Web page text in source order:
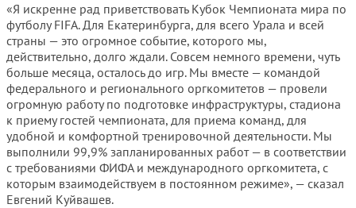
«Я искренне рад приветствовать Кубок Чемпионата мира по
футболу FIFA. Для Екатеринбурга, для всего Урала и всей
страны — это огромное событие, которого мы,
действительно, долго ждали. Совсем немного времени, чуть
больше месяца, осталось до игр. Мы вместе — командой
федерального и регионального оргкомитетов — провели
огромную работу по подготовке инфраструктуры, стадиона
к приему гостей чемпионата, для приема команд, для
удобной и комфортной тренировочной деятельности. Мы
выполнили 99,9% запланированных работ — в соответствии
с требованиями ФИФА и международного оргкомитета, с
которым взаимодействуем в постоянном режиме», — сказал
Евгений Куйвашев.